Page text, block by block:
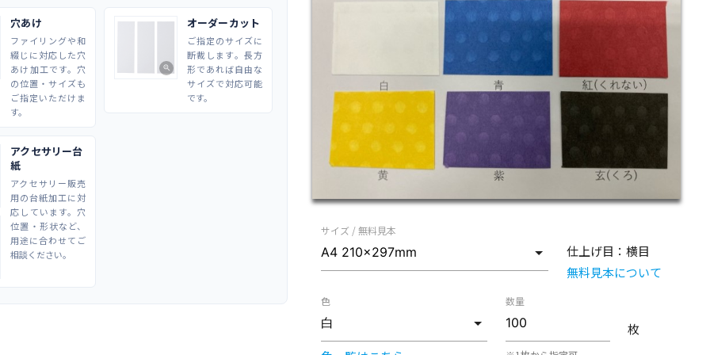
穴あけ
ファイリングや和
綴じに対応した穴
あけ加工です。穴
の位置・サイズも
ご指定いただけま
す。
zoom_in
オーダーカット
ご指定のサイズに
断裁します。長方
形であれば自由な
サイズで対応可能
です。
アクセサリー台
紙
アクセサリー販売
用の台紙加工に対
応しています。穴
位置・形状など、
用途に合わせてご
相談ください。
サイズ / 無料見本
仕上げ目： 横目
無料見本について
色 数量
枚